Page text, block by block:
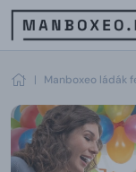
| Manboxeo ládák